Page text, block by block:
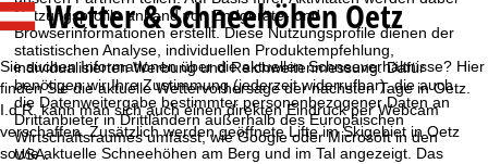
Nutzungsprofile anhand von Endgeräte- und
Browserinformationen erstellt. Diese Nutzungsprofile dienen der
statistischen Analyse, individuellen Produktempfehlung,
individualisierten Werbung und Reichweitenmessung. Dafür
benötigen wir Ihre Zustimmung (jederzeit widerrufbar), die auch
die Datenweitergabe bestimmter personenbezogener Daten an
Drittanbieter in Drittländern außerhalb des Europäischen
Wirtschaftsraumes umfasst, wie Google oder Microsoft in den
USA.
t
a
r
t
Wetter & Schneehöhen Oetz
Sie suchen Informationen über die aktuellen Schneeverhältnisse? Hier
finden Sie die aktuelle Wettervorhersage der nächsten Tage in Oetz.
I.d.R. kann man sich auch einen direkten Eindruck per Webcam
verschaffen. Zusätzlich werden geöffnete Lifte im Skigebiet in Oetz
sowie aktuelle Schneehöhen am Berg und im Tal angezeigt. Das